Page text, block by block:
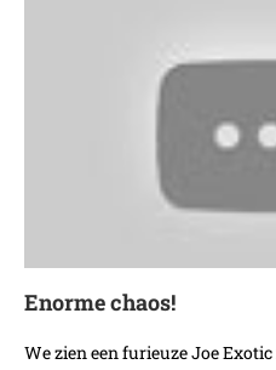
Enorme chaos!
We zien een furieuze Joe